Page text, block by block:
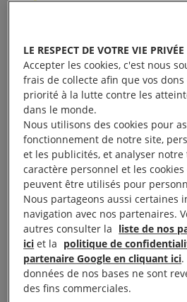
ont déposé 40
tuées par la police en
de Janeiro, devant le
organisateur local des
de Rio 2016.
Ils ont également remis une
120 000 signatures dans plus
demande que les politiques
mises en œuvre dans le cadre
de Rio 2016 respectent les
Le Comité organisateur local
gigantesque événement doit
LE RESPECT DE VOTRE VIE
Accepter les cookies, c'est nous
frais de collecte afin que vos
priorité à la lutte contre les
dans le monde.
Nous utilisons des cookies pour
fonctionnement de notre site,
et les publicités, et analyser notre
caractère personnel et les
peuvent être utilisés pour
Nous partageons aussi certaines
navigation avec nos partenaires.
autres consulter la liste de nos
ici et la politique de
partenaire Google en cliquant ici.
données de nos bases ne sont
des fins commerciales.